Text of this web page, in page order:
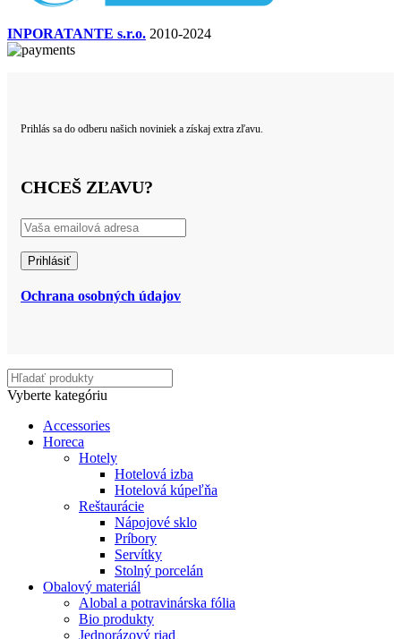
INPORATANTE s.r.o. 2010-2024
Prihlás sa do odberu našich noviniek a získaj extra zľavu.
CHCEŠ ZĽAVU?
Ochrana osobných údajov
Vyberte kategóriu
Accessories
Horeca
Hotely
Hotelová izba
Hotelová kúpeľňa
Reštaurácie
Nápojové sklo
Príbory
Servítky
Stolný porcelán
Obalový materiál
Alobal a potravinárska fólia
Bio produkty
Jednorázový riad